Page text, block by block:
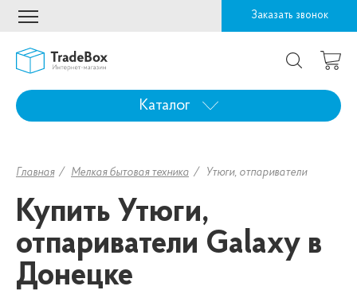
Заказать звонок
Каталог
Главная Мелкая бытовая техника Утюги, отпариватели
Купить Утюги,
отпариватели Galaxy в
Донецке